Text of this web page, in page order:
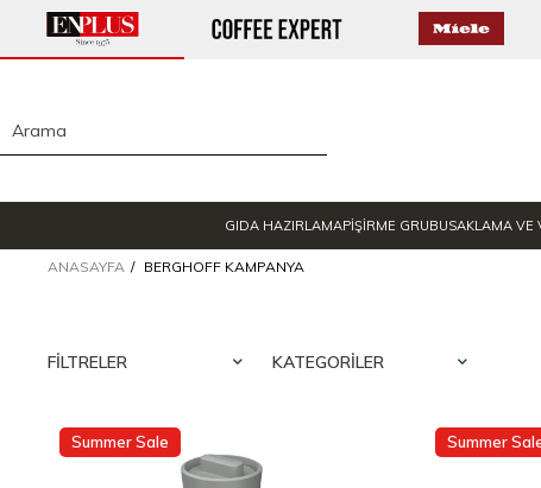
GIDA HAZIRLAMAPİŞİRME GRUBUSAKLAMA VE
ANASAYFA BERGHOFF KAMPANYA
FILTRELER KATEGORILER
Summer Sale Summer